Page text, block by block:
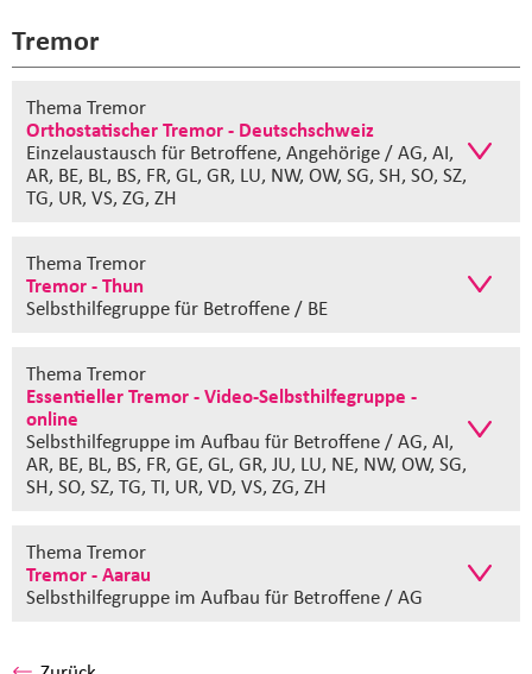
Tremor
Thema Tremor
Orthostatischer Tremor - Deutschschweiz
Einzelaustausch für Betroffene, Angehörige / AG, AI,
AR, BE, BL, BS, FR, GL, GR, LU, NW, OW, SG, SH, SO, SZ,
TG, UR, VS, ZG, ZH
Thema Tremor
Tremor - Thun
Selbsthilfegruppefür Betroffene / BE
Thema Tremor
Essentieller Tremor - Video-Selbsthilfegruppe -
online
Selbsthilfegruppe im Aufbau für Betroffene / AG, AI,
AR, BE, BL, BS, FR, GE, GL, GR, JU, LU, NE, NW, OW, SG,
SH, SO, SZ, TG, TI, UR, VD, VS, ZG, ZH
Thema Tremor
Tremor - Aarau
Selbsthilfegruppe im Aufbau für Betroffene / AG